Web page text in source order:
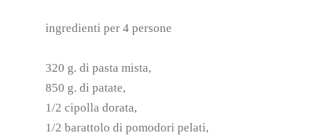
ingredienti per 4 persone
320 g. di pasta mista,
850 g. di patate,
1/2 cipolla dorata,
1/2 barattolo di pomodori pelati,